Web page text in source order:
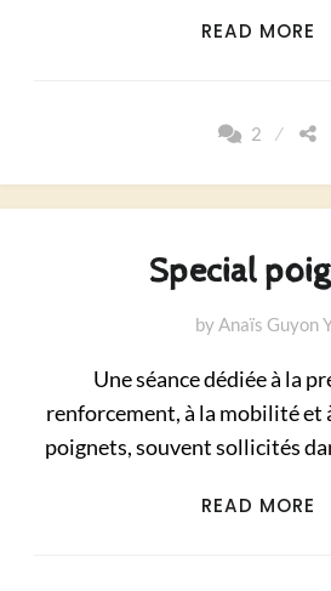
READ MORE
2
Special
byAnaïs Guyon
Une séance dédiée à la
renforcement, à la mobilité et
poignets, souvent sollicités
READ MORE